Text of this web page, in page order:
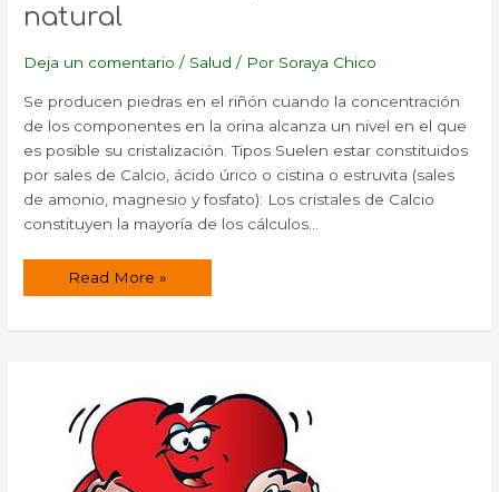
natural
Deja un comentario / Salud / Por Soraya Chico
Se producen piedras en el riñón cuando la concentración
de los componentes en la orina alcanza un nivel en el que
es posible su cristalización. Tipos Suelen estar constituidos
por sales de Calcio, ácido úrico o cistina o estruvita (sales
de amonio, magnesio y fosfato): Los cristales de Calcio
constituyen la mayoría de los cálculos…
Cálculos
tratamiento
Read More »